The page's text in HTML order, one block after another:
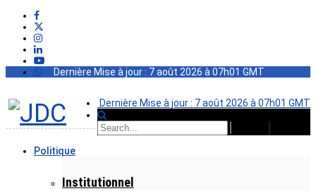
Dernière Mise à jour : 7 août 2026 à 07h01 GMT
Dernière Mise à jour : 7 août 2026 à 07h01 GMT
Politique
Institutionnel